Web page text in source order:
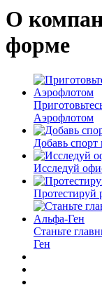
О
форме
Аэрофлотом
Добавь спорт
Исследуй
Протестируй
Станьте
Ген